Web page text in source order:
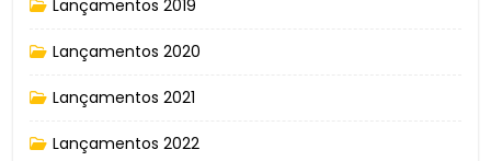
Lançamentos 2019
Lançamentos 2020
Lançamentos 2021
Lançamentos 2022